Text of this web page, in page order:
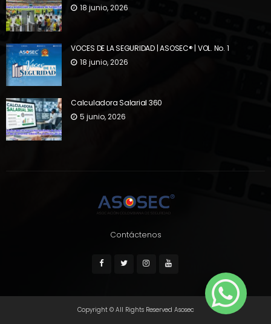
18 junio, 2026
VOCES DE LA SEGURIDAD | ASOSEC® | VOL. No. 1
18 junio, 2026
Calculadora Salarial 360
5 junio, 2026
Contáctenos
Copyright © All Rights Reserved Asosec